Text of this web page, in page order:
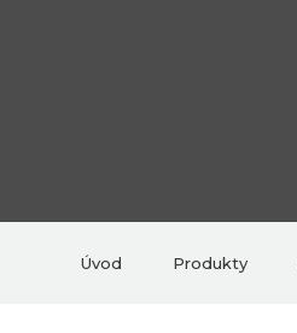
Úvod Produkty